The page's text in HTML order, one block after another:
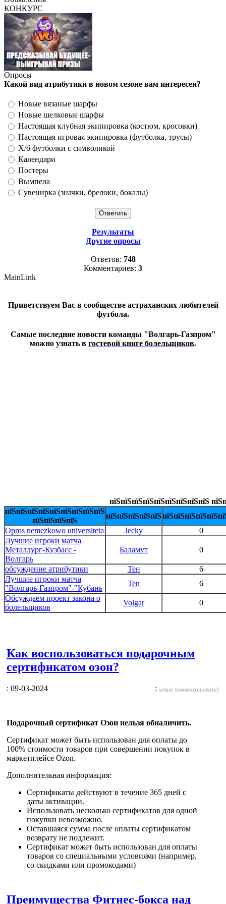
КОНКУРС
Опросы
Какой вид атрибутики в новом сезоне вам интересен?
Новые вязаные шарфы
Новые шелковые шарфы
Настоящая клубная экипировка (костюм, кросовки)
Настоящая игровая экипировка (футболка, трусы)
Х/б футболки с символикой
Календари
Постеры
Вымпела
Сувенирка (значки, брелоки, бокалы)
Результаты
Другие опросы
Ответов: 748
Комментариев: 3
MainLink
Приветствуем Вас в сообществе астраханских любителей
футбола.
Самые последние новости команды "Волгарь-Газпром"
можно узнать в гостевой книге болельщиков.
пїЅпїЅпїЅпїЅпїЅпїЅпїЅпїЅпїЅ
пїЅпїЅпїЅпїЅпїЅпїЅпїЅпїЅпїЅ
пїЅпїЅпїЅпїЅ
пїЅпїЅпїЅпїЅпїЅ
Opros nemezkowo universiteta
Jecky
0
Лучшие игроки матча
Металлург-Кузбасс -
Волгарь
Баламут 0
обсуждение атрибутики Тен
6
Лучшие игроки матча
"Волгарь-Газпром"-"Кубань
Ten
6
Обсуждаем проект закона о
болельщиков
Volgar 0
Как воспользоваться подарочным
сертификатом озон?
: 09-03-2024 : volgar Комментировать?
Подарочный сертификат Озон нельзя обналичить.
Сертификат может быть использован для оплаты до
100% стоимости товаров при совершении покупок в
маркетплейсе Ozon.
Дополнительная информация:
Сертификаты действуют в течение 365 дней с
даты активации.
Использовать несколько сертификатов для одной
покупки невозможно.
Оставшаяся сумма после оплаты сертификатом
возврату не подлежит.
Сертификат может быть использован для оплаты
товаров со специальными условиями (например,
со скидками или промокодами)
Преимущества Фитнес-бокса над